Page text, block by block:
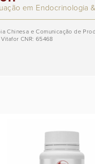
em Endocrinologia
Chinesa e Comunicação de
CNR: 65468